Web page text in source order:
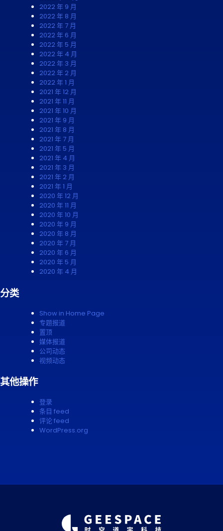
2022 年 9 月
2022 年 8 月
2022 年 7 月
2022 年 6 月
2022 年 5 月
2022 年 4 月
2022 年 3 月
2022 年 2 月
2022 年 1 月
2021 年 12 月
2021 年 11 月
2021 年 10 月
2021 年 9 月
2021 年 8 月
2021 年 7 月
2021 年 5 月
2021 年 4 月
2021 年 3 月
2021 年 2 月
2021 年 1 月
2020 年 12 月
2020 年 11 月
2020 年 10 月
2020 年 9 月
2020 年 8 月
2020 年 7 月
2020 年 6 月
2020 年 5 月
2020 年 4 月
分类
Show in Home Page
专题报道
置顶
媒体报道
公司动态
视频动态
其他操作
登录
条目 feed
评论 feed
WordPress.org